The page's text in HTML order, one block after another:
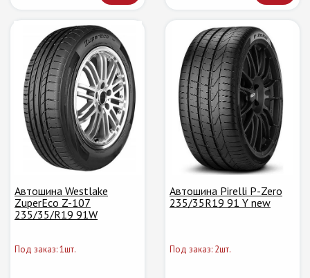
Автошина Westlake
ZuperEco Z-107
235/35/R19 91W
Под заказ: 1шт.
Автошина Pirelli P-Zero
235/35R19 91 Y new
Под заказ: 2шт.